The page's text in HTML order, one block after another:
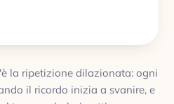
la ripetizione dilazionata: ogni
il ricordo inizia a svanire, e